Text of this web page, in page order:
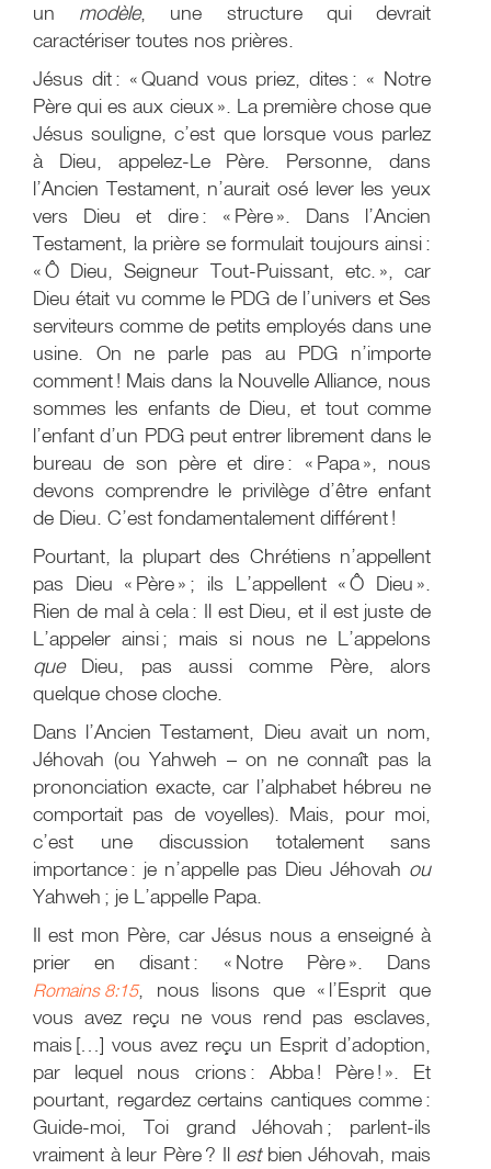
un modèle, une structure qui devrait
caractériser toutes nos prières.
Jésus dit : « Quand vous priez, dites : « Notre
Père qui es aux cieux ». La première chose que
Jésus souligne, c’est que lorsque vous parlez
à Dieu, appelez-Le Père. Personne, dans
l’Ancien Testament, n’aurait osé lever les yeux
vers Dieu et dire : « Père ». Dans l’Ancien
Testament, la prière se formulait toujours ainsi :
« Ô Dieu, Seigneur Tout-Puissant, etc. », car
Dieu était vu comme le PDG de l’univers et Ses
serviteurs comme de petits employés dans une
usine. On ne parle pas au PDG n’importe
comment ! Mais dans la Nouvelle Alliance, nous
sommes les enfants de Dieu, et tout comme
l’enfant d’un PDG peut entrer librement dans le
bureau de son père et dire : « Papa », nous
devons comprendre le privilège d’être enfant
de Dieu. C’est fondamentalement différent !
Pourtant, la plupart des Chrétiens n’appellent
pas Dieu « Père » ; ils L’appellent « Ô Dieu ».
Rien de mal à cela : Il est Dieu, et il est juste de
L’appeler ainsi ; mais si nous ne L’appelons
queDieu, pas aussi comme Père, alors
quelque chose cloche.
Dans l’Ancien Testament, Dieu avait un nom,
Jéhovah (ou Yahweh – on ne connaît pas la
prononciation exacte, car l’alphabet hébreu ne
comportait pas de voyelles). Mais, pour moi,
c’est une discussion totalement sans
importance : je n’appelle pas Dieu Jéhovah ou
Yahweh ; je L’appelle Papa.
Il est mon Père, car Jésus nous a enseigné à
prier en disant : « Notre Père ». Dans
Romains 8:15, nous lisons que « l’Esprit que
vous avez reçu ne vous rend pas esclaves,
mais […] vous avez reçu un Esprit d’adoption,
par lequel nous crions : Abba ! Père ! ». Et
pourtant, regardez certains cantiques comme :
Guide-moi, Toi grand Jéhovah ; parlent-ils
vraiment à leur Père ? Il estbien Jéhovah, mais